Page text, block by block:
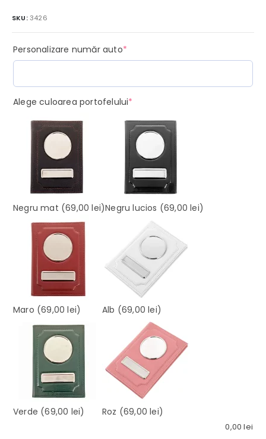
SKU:3426
Personalizare număr auto*
Alege culoarea portofelului*
Negru mat (69,00 lei)Negru lucios (69,00 lei)
Maro (69,00 lei) Alb (69,00 lei)
Verde (69,00 lei) Roz (69,00 lei)
0,00lei